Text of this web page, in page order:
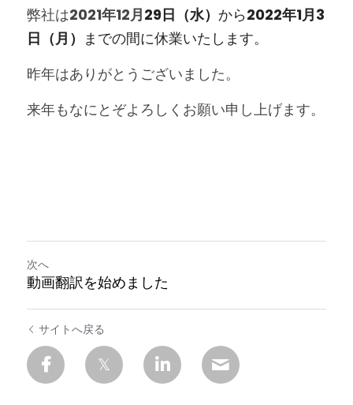
代表ブログ
検索
お問い合わせ
弊社は2021年12月29日（水） から2022年1月3
日（月） までの間に休業いたします。
昨年はありがとうございました。
来年もなにとぞよろしくお願い申し上げます。
次へ
動画翻訳を始めました
サイトへ戻る